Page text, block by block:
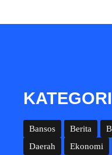
KATEGORI
Bansos Berita
Daerah
Ekonomi